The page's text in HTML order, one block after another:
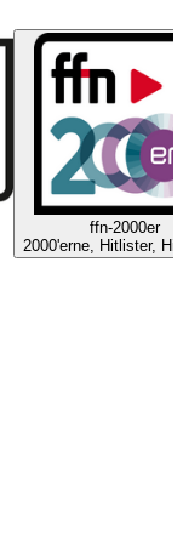
ffn-2000er
2000'erne, Hitlister,